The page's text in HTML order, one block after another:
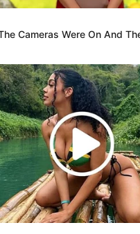
Cameras Were On And